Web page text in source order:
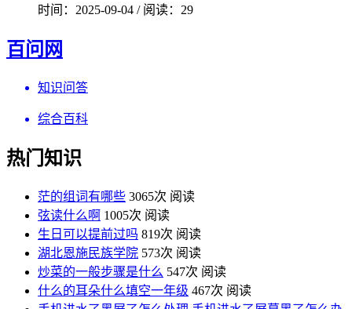
时间：2025-09-04 / 阅读：29
百问网
知识问答
综合百科
热门知识
茫的组词有哪些 3065次 阅读
弦读什么啊 1005次 阅读
生日可以提前过吗 819次 阅读
湖北恩施民族学院 573次 阅读
炒菜的一般步骤是什么 547次 阅读
什么的耳朵什么填空一年级 467次 阅读